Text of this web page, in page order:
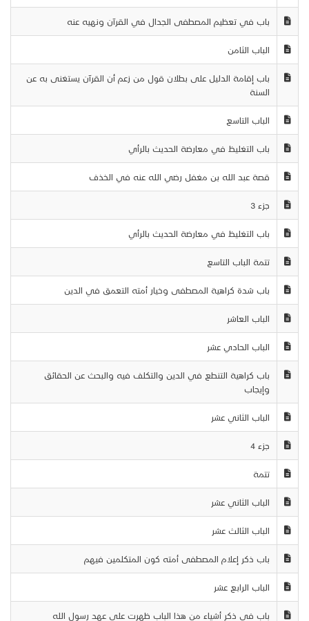
باب في تعظيم المصطفى الجدال في القرآن ونهيه عنه
الباب الثامن
باب إقامة الدليل على بطلان قول من زعم أن القرآن يستغنى به عن
السنة
الباب التاسع
باب التغليظ في معارضة الحديث بالرأي
قصة عبد الله بن مغفل رضي الله عنه في الخذف
جزء 3
باب التغليظ في معارضة الحديث بالرأي
تتمة الباب التاسع
باب شدة كراهية المصطفى وخيار أمته التعمق في الدين
الباب العاشر
الباب الحادي عشر
باب كراهية التنطع في الدين والتكلف فيه والبحث عن الحقائق
وإيجاب
الباب الثاني عشر
جزء 4
تتمة
الباب الثاني عشر
الباب الثالث عشر
باب ذكر إعلام المصطفى أمته كون المتكلمين فيهم
الباب الرابع عشر
باب في ذكر أشياء من هذا الباب ظهرت على عهد رسول الله